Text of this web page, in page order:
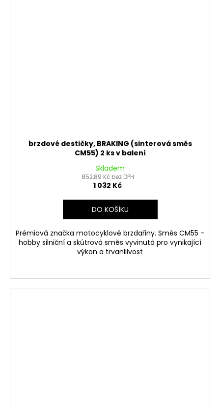
brzdové destičky, BRAKING (sinterová směs
CM55) 2 ks v balení
Skladem
852,89 Kč bez DPH
1 032 Kč
DO KOŠÍKU
Prémiová značka motocyklové brzdařiny. Směs CM55 -
hobby silniční a skútrová směs vyvinutá pro vynikající
výkon a trvanlilvost